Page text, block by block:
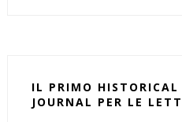
IL PRIMO HISTORICAL
JOURNAL PER LE